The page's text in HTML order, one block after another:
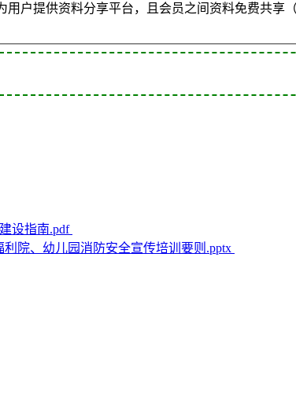
户提供资料分享平台，且会员之间资料免费共享
设指南.pdf
利院、幼儿园消防安全宣传培训要则.pptx